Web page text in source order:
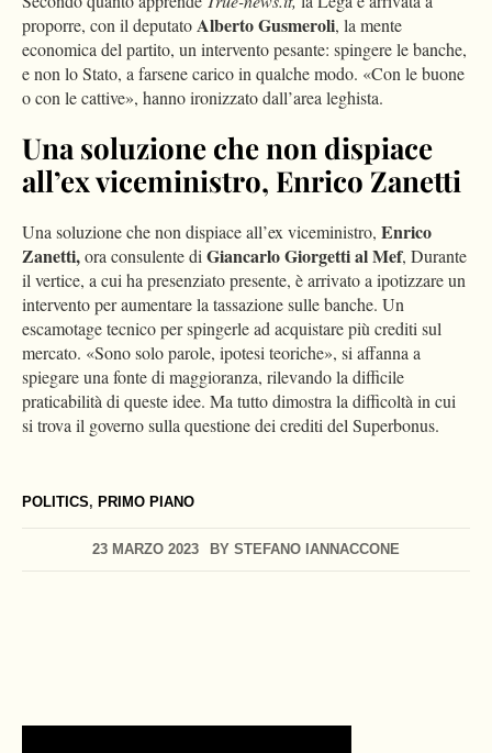
POLITICS, PRIMO PIANO
23 MARZO 2023 BY STEFANO IANNACCONE
proporre, con il deputatoAlberto Gusmeroli, la mente
economica del partito, un intervento pesante: spingere le banche,
e non lo Stato, a farsene carico in qualche modo. «Con le buone
o con le cattive», hanno ironizzato dall’area leghista.
Una soluzione che non dispiace
all’ex viceministro, Enrico Zanetti
Una soluzione che non dispiace all’ex viceministro, Enrico
Zanetti,ora consulente diGiancarlo Giorgetti al Mef, Durante
il vertice, a cui ha presenziato presente, è arrivato a ipotizzare un
intervento per aumentare la tassazione sulle banche. Un
escamotage tecnico per spingerle ad acquistare più crediti sul
mercato. «Sono solo parole, ipotesi teoriche», si affanna a
spiegare una fonte di maggioranza, rilevando la difficile
praticabilità di queste idee. Ma tutto dimostra la difficoltà in cui
si trova il governo sulla questione dei crediti del Superbonus.